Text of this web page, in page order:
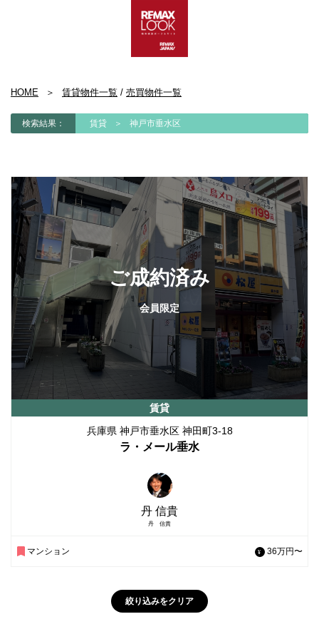
HOME 賃貸物件一覧 / 売買物件一覧
検索結果： 賃貸 神戸市垂水区
ご成約済み
会員限定
賃貸
兵庫県 神戸市垂水区 神田町3-18
ラ・メール垂水
丹 信貴
丹 信貴
マンション 36万円〜
絞り込みをクリア